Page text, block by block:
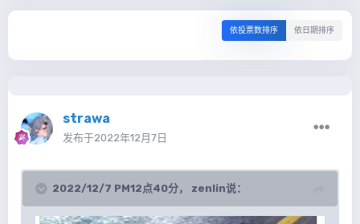
依投票数排序 依日期排序
strawa
发布于2022年12月7日
2022/12/7 PM12点40分， zenlin说：